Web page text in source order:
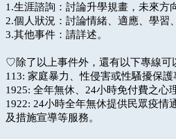
1.生涯諮詢：討論升學規畫，未來方
2.個人狀況：討論情緒、適應、學習
3.其他事件：請詳述。
♡除了以上事件外，還有以下專線可
113: 家庭暴力、性侵害或性騷擾保護
1925: 全年無休、24小時免付費之心
1922: 24小時全年無休提供民眾疫情
及措施宣導等服務。